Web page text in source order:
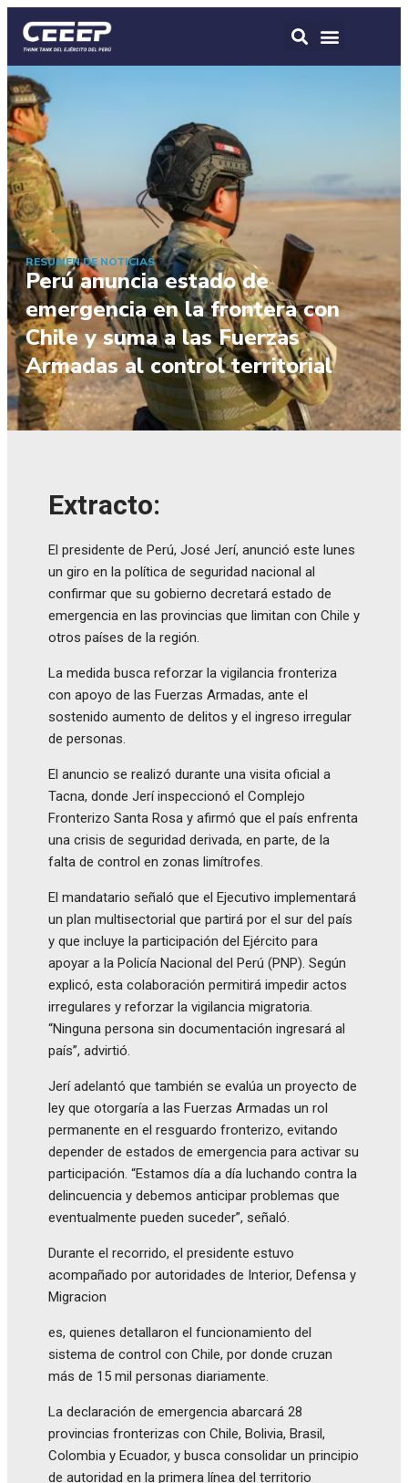
RESUMEN DE NOTICIAS
Perú anuncia estado de
emergencia en la frontera con
Chile y suma a las Fuerzas
Armadas al control territorial
Extracto:
El presidente de Perú, José Jerí, anunció este lunes
un giro en la política de seguridad nacional al
confirmar que su gobierno decretará estado de
emergencia en las provincias que limitan con Chile y
otros países de la región.
La medida busca reforzar la vigilancia fronteriza
con apoyo de las Fuerzas Armadas, ante el
sostenido aumento de delitos y el ingreso irregular
de personas.
El anuncio se realizó durante una visita oficial a
Tacna, donde Jerí inspeccionó el Complejo
Fronterizo Santa Rosa y afirmó que el país enfrenta
una crisis de seguridad derivada, en parte, de la
falta de control en zonas limítrofes.
El mandatario señaló que el Ejecutivo implementará
un plan multisectorial que partirá por el sur del país
y que incluye la participación del Ejército para
apoyar a la Policía Nacional del Perú (PNP). Según
explicó, esta colaboración permitirá impedir actos
irregulares y reforzar la vigilancia migratoria.
“Ninguna persona sin documentación ingresará al
país”, advirtió.
Jerí adelantó que también se evalúa un proyecto de
ley que otorgaría a las Fuerzas Armadas un rol
permanente en el resguardo fronterizo, evitando
depender de estados de emergencia para activar su
participación. “Estamos día a día luchando contra la
delincuencia y debemos anticipar problemas que
eventualmente pueden suceder”, señaló.
Durante el recorrido, el presidente estuvo
acompañado por autoridades de Interior, Defensa y
Migracion
es, quienes detallaron el funcionamiento del
sistema de control con Chile, por donde cruzan
más de 15 mil personas diariamente.
La declaración de emergencia abarcará 28
provincias fronterizas con Chile, Bolivia, Brasil,
Colombia y Ecuador, y busca consolidar un principio
de autoridad en la primera línea del territorio